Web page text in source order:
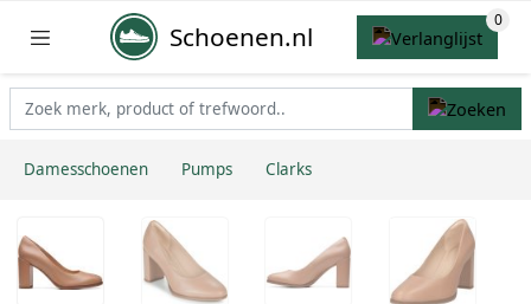
Schoenen.nl
Damesschoenen Pumps Clarks